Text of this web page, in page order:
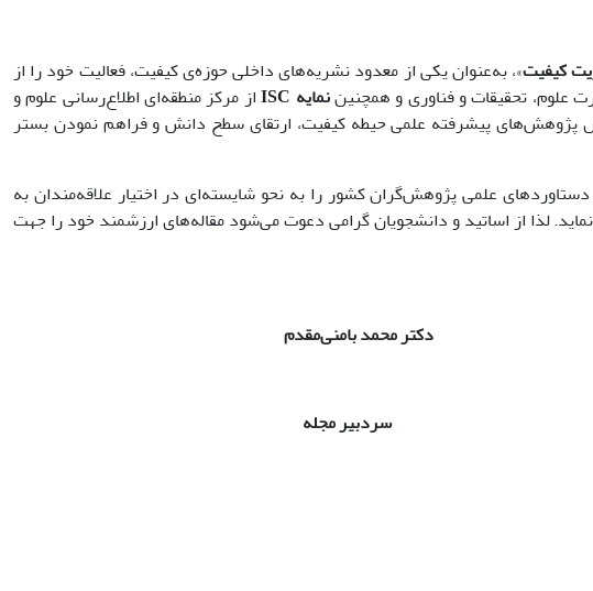
کیفیت»، به‌عنوان یکی از معدود نشریه­‌های داخلی حوزه‌ی کیفیت، فعالیت خود را از
علوم، تحقیقات و فناوری و همچنیننمایه ISCاز مرکز منطقه­‌ای اطلاع­‌رسانی علوم و
پژوهش‌های پیشرفته علمی حیطه کیفیت، ارتقای سطح دانش و فراهم نمودن بستر
دستاوردهای علمی پژوهش‌گران کشور را به نحو شایسته‌ای در اختیار علاقه­‌مندان به
لذا از اساتید و دانشجویان گرامی دعوت می‌­شود مقاله‌های ارزشمند خود را جهت
بامنیمقدم
مجله